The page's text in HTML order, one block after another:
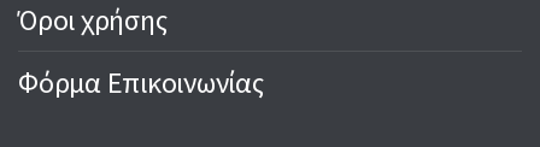
Όροι χρήσης
Φόρμα Επικοινωνίας